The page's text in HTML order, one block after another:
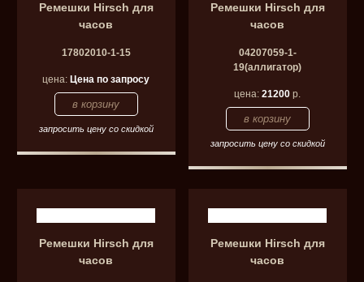
Ремешки Hirsch для
часов
17802010-1-15
цена: Цена по запросу
запросить цену со скидкой
Ремешки Hirsch для
часов
04207059-1-
19(аллигатор)
цена:21200 р.
запросить цену со скидкой
Ремешки Hirsch для
часов
Ремешки Hirsch для
часов